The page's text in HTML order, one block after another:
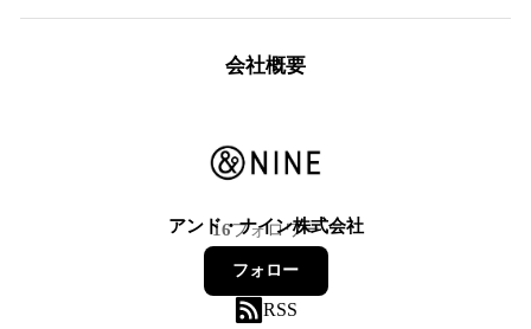
会社概要
アンド・ナイン株式会社
16フォロワー
フォロー
RSS